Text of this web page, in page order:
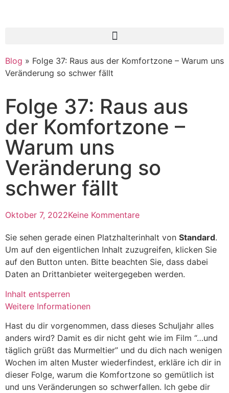
Blog » Folge 37: Raus aus der Komfortzone – Warum uns
Veränderung so schwer fällt
Folge 37: Raus aus
der Komfortzone –
Warum uns
Veränderung so
schwer fällt
Oktober 7, 2022Keine Kommentare
Sie sehen gerade einen Platzhalterinhalt von Standard.
Um auf den eigentlichen Inhalt zuzugreifen, klicken Sie
auf den Button unten. Bitte beachten Sie, dass dabei
Daten an Drittanbieter weitergegeben werden.
Inhalt entsperren
Weitere Informationen
Hast du dir vorgenommen, dass dieses Schuljahr alles
anders wird? Damit es dir nicht geht wie im Film “…und
täglich grüßt das Murmeltier” und du dich nach wenigen
Wochen im alten Muster wiederfindest, erkläre ich dir in
dieser Folge, warum die Komfortzone so gemütlich ist
und uns Veränderungen so schwerfallen. Ich gebe dir